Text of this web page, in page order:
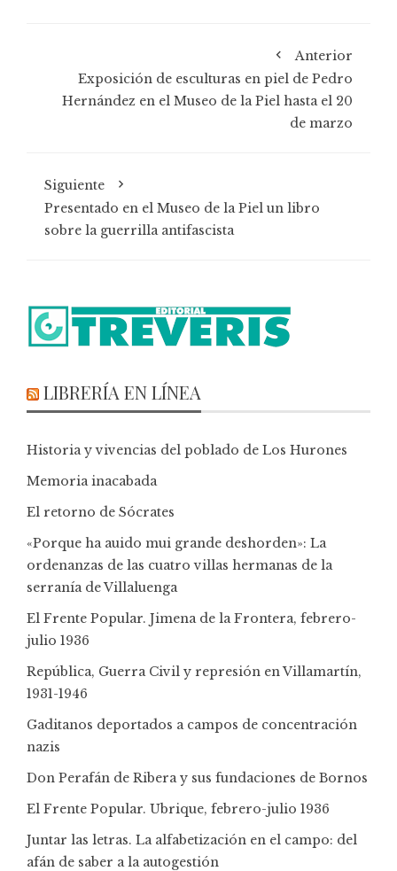
Anterior
Exposición de esculturas en piel de Pedro
Hernández en el Museo de la Piel hasta el 20
de marzo
Siguiente
Presentado en el Museo de la Piel un libro
sobre la guerrilla antifascista
LIBRERÍA EN LÍNEA
Historia y vivencias del poblado de Los Hurones
Memoria inacabada
El retorno de Sócrates
«Porque ha auido mui grande deshorden»: La
ordenanzas de las cuatro villas hermanas de la
serranía de Villaluenga
El Frente Popular. Jimena de la Frontera, febrero-
julio 1936
República, Guerra Civil y represión en Villamartín,
1931-1946
Gaditanos deportados a campos de concentración
nazis
Don Perafán de Ribera y sus fundaciones de Bornos
El Frente Popular. Ubrique, febrero-julio 1936
Juntar las letras. La alfabetización en el campo: del
afán de saber a la autogestión